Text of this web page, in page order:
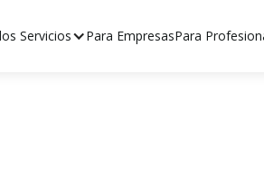
Servicios Para EmpresasPara